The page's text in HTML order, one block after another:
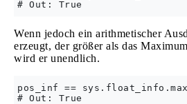
Wenn jedoch ein arithmetischer
erzeugt, der größer als das
wird er unendlich.
pos_inf ==
# Out: True